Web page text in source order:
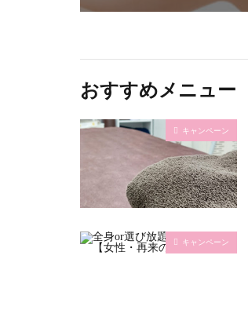
おすすめメニュー
キャンペーン
キャンペーン